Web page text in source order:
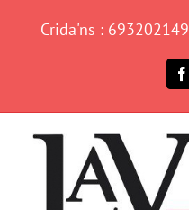
Crida'ns : 693202149